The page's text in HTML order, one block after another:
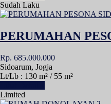
Sudah Laku
PERUMAHAN
Rp. 685.000.000
Sidoarum, Jogja
Lt/Lb : 130 m² / 55 m²
Limited